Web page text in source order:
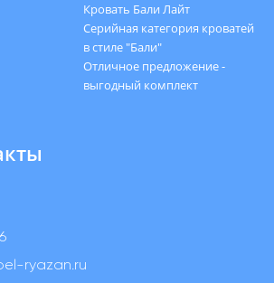
Кровать Бали Лайт
Серийная категория кроватей
в стиле "Бали"
Отличное предложение -
выгодный комплект
ryazan.ru